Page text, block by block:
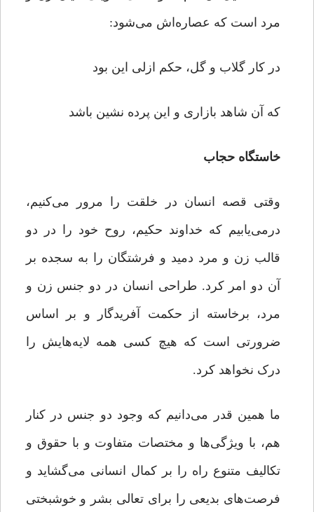
مرد است که عصاره‌اش می‌شود:
در کار گلاب و گل، حکم ازلی این بود
که آن شاهد بازاری و این پرده نشین باشد
خاستگاه حجاب
وقتی قصه انسان در خلقت را مرور می‌کنیم،
درمی‌یابیم که خداوند حکیم، روح خود را در دو
قالب زن و مرد دمید و فرشتگان را به سجده بر
آن دو امر کرد. طراحی انسان در دو جنس زن و
مرد‌، برخاسته از حکمت آفریدگار و بر اساس
ضرورتی است که هیچ کسی همه لایه‌هایش را
درک نخواهد کرد.
ما همین ‌قدر می‌دانیم که وجود دو جنس در کنار
هم،‌ با ویژگی‌ها و مختصات متفاوت و با حقوق و
تکالیف متنوع راه را بر کمال انسانی می‌گشاید و
فرصت‌‌های بدیعی را برای تعالی بشر و خوشبختی